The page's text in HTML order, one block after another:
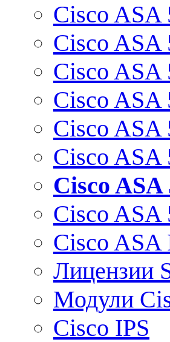
Cisco ASA
Cisco ASA
Cisco ASA
Cisco ASA
Cisco ASA
Cisco ASA
Cisco ASA
Cisco ASA
Cisco ASA
Лицензии
Модули
Cisco IPS